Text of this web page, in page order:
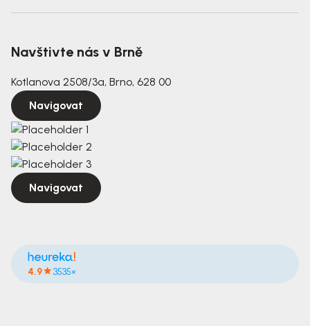
Navštivte nás v Brně
Kotlanova 2508/3a, Brno, 628 00
Navigovat
Navigovat
4.9 3535×